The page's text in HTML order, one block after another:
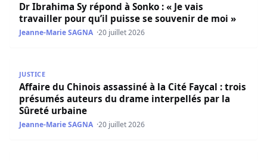
Dr Ibrahima Sy répond à Sonko : « Je vais
travailler pour qu’il puisse se souvenir de moi »
Jeanne-Marie SAGNA 20 juillet 2026
JUSTICE
Affaire du Chinois assassiné à la Cité Faycal : trois
présumés auteurs du drame interpellés par la
Sûreté urbaine
Jeanne-Marie SAGNA 20 juillet 2026